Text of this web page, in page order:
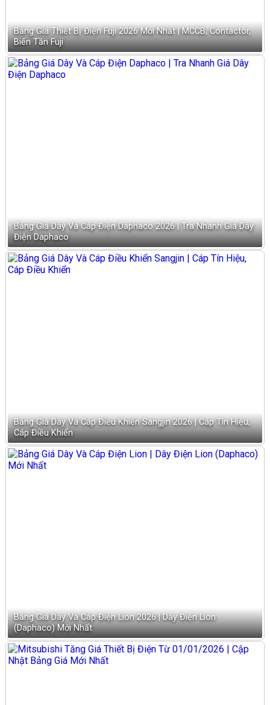
Bảng Giá Thiết Bị Điện Fuji 2026 Mới Nhất | MCCB, Contactor,
Biến Tần Fuji
Bảng Giá Dây Và Cáp Điện Daphaco 2026 | Tra Nhanh Giá Dây
Điện Daphaco
Bảng Giá Dây Và Cáp Điều Khiển Sangjin 2026 | Cáp Tín Hiệu,
Cáp Điều Khiển
Bảng Giá Dây Và Cáp Điện Lion 2026 | Dây Điện Lion
(Daphaco) Mới Nhất